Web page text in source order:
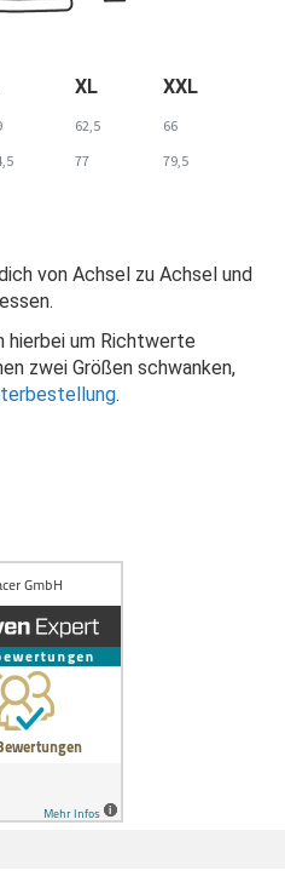
XL XXL
62,5
66
77 79,5
von Achsel zu Achsel und
hierbei um Richtwerte
zwei Größen schwanken,
.